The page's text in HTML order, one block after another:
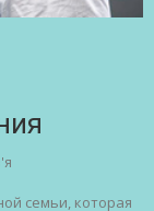
семьи, которая